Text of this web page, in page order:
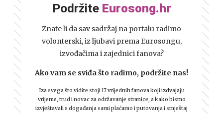
Podržite Eurosong.hr
Znate li da sav sadržaj na portalu radimo
volonterski, iz ljubavi prema Eurosongu,
izvođačima i zajednici fanova?
Ako vam se sviđa što radimo, podržite nas!
Iza svega što vidite stoji 17 vrijednih fanova koji izdvajaju
vrijeme, trud i novac za održavanje stranice, a kako bismo
izvještavali s događanja sami plaćamo i putovanja i smještaj